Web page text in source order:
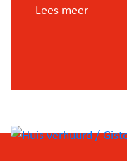
aangelegd, er
De woning is
alsook zijn er
Lees meer